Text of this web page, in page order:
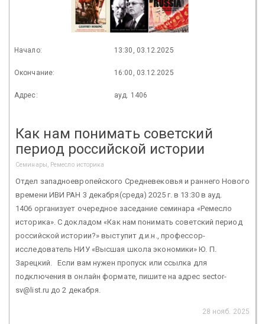
Начало: 13:30, 03.12.2025
Окончание: 16:00, 03.12.2025
Адрес: ауд. 1406
Как нам понимать советский
период российской истории
Семинары, Ремесло историка
Отдел западноевропейского Средневековья и раннего Нового
времени ИВИ РАН 3 декабря(среда) 2025 г. в 13:30 в ауд.
1406 организует очередное заседание семинара «Ремесло
историка». С докладом «Как нам понимать советский период
российской истории?» выступит д.и.н., профессор-
исследователь НИУ «Высшая школа экономики» Ю. П.
Зарецкий. Если вам нужен пропуск или ссылка для
подключения в онлайн формате, пишите на адрес sector-
sv@list.ru до 2 декабря.
28 нояб. 2025